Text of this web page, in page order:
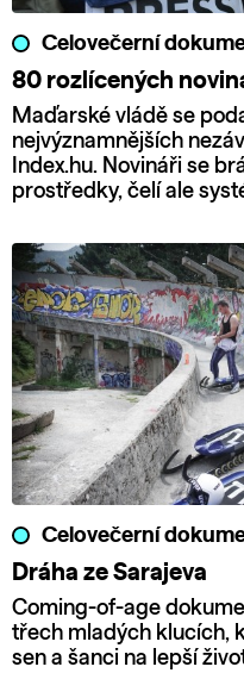
Celovečerní
80 rozlícených
Maďarské vládě se
nejvýznamnějších
Index.hu. Novináři se
prostředky, čelí ale
Celovečerní
Dráha ze Sarajeva
Coming-of-age
třech mladých klucích,
sen a šanci na lepší